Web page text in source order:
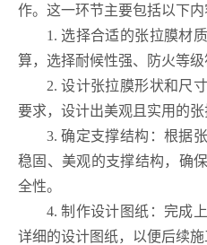
作。这一环节主要包括以下内
1. 选择合适的张拉膜材
算，选择耐候性强、防火等级
2. 设计张拉膜形状和尺
要求，设计出美观且实用的张
3. 确定支撑结构：根据
稳固、美观的支撑结构，确
全性。
4. 制作设计图纸：完成
详细的设计图纸，以便后续施